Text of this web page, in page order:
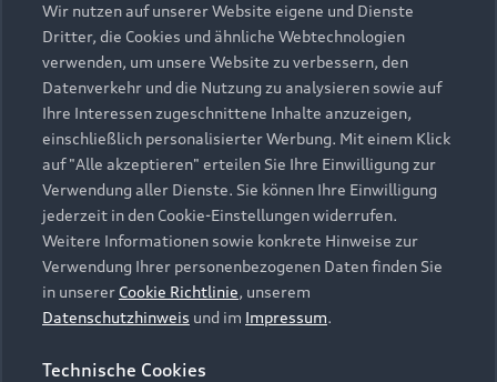
Alle Modelle
Modelle vergleichen
Elektromodelle
Plug-in-Hybride
Kaufen & leasen
Neuwagensuche
Gebrauchtwagensuche
Gebrauchtwagen
Finanzierung
Aktionen & Angebote
Geschäftskunden
Service & Zubehör
Saisonale Angebote
Audi Services
Garantie
Audi digital services
myAudi
Support
Kundenservice
Händlersuche
Audi Code
Über Audi
Unternehmen
Karriere
Investor Relations
Wir nutzen auf unserer Website eigene und Dienste
Dritter, die Cookies und ähnliche Webtechnologien
verwenden, um unsere Website zu verbessern, den
Datenverkehr und die Nutzung zu analysieren sowie auf
Ihre Interessen zugeschnittene Inhalte anzuzeigen,
einschließlich personalisierter Werbung. Mit einem Klick
auf "Alle akzeptieren" erteilen Sie Ihre Einwilligung zur
Verwendung aller Dienste. Sie können Ihre Einwilligung
jederzeit in den Cookie-Einstellungen widerrufen.
Weitere Informationen sowie konkrete Hinweise zur
Verwendung Ihrer personenbezogenen Daten finden Sie
in unserer Cookie Richtlinie, unserem
Datenschutzhinweis und im Impressum.
Technische Cookies